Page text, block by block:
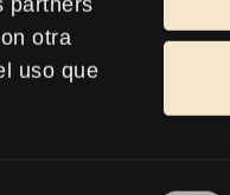
otra
uso que